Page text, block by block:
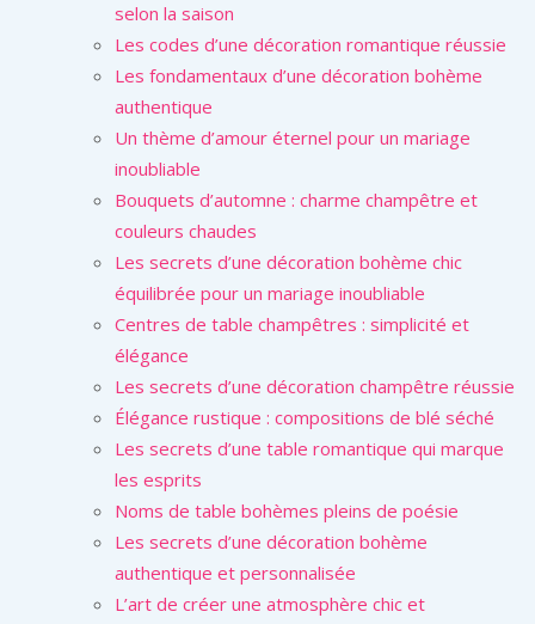
selon la saison
Les codes d’une décoration romantique réussie
Les fondamentaux d’une décoration bohème
authentique
Un thème d’amour éternel pour un mariage
inoubliable
Bouquets d’automne : charme champêtre et
couleurs chaudes
Les secrets d’une décoration bohème chic
équilibrée pour un mariage inoubliable
Centres de table champêtres : simplicité et
élégance
Les secrets d’une décoration champêtre réussie
Élégance rustique : compositions de blé séché
Les secrets d’une table romantique qui marque
les esprits
Noms de table bohèmes pleins de poésie
Les secrets d’une décoration bohème
authentique et personnalisée
L’art de créer une atmosphère chic et